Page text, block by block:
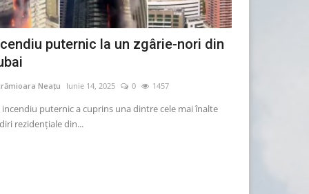
puternic la un zgârie-nori din
Neațu Iunie 14, 2025 0 1457
incendiu puternic a cuprins una dintre cele mai înalte
rezidențiale din...